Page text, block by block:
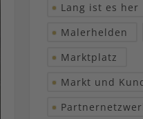
Lang ist es her
Malerhelden
Marktplatz
Markt und